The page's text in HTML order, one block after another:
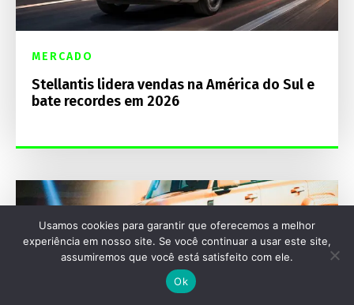
MERCADO
Stellantis lidera vendas na América do Sul e
bate recordes em 2026
Usamos cookies para garantir que oferecemos a melhor
experiência em nosso site. Se você continuar a usar este site,
assumiremos que você está satisfeito com ele.
Ok